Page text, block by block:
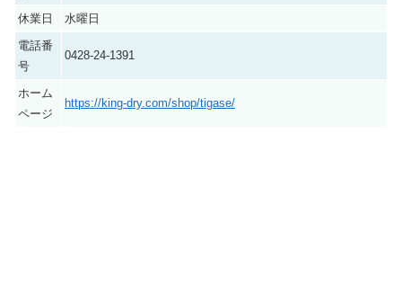
休業日
水曜日
電話番
号
0428-24-1391
ホーム
ページ
https://king-dry.com/shop/tigase/